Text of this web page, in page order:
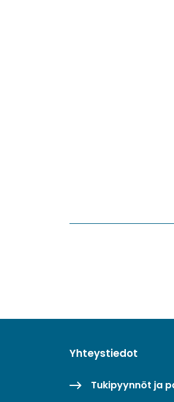
Yhteystiedot
Tukipyynnöt ja